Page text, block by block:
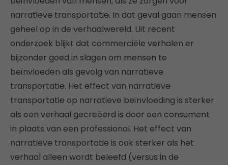
narratieve transportatie. In dat geval gaan mensen
geheel op in de verhaalwereld. Uit recent
onderzoek blijkt dat commerciële verhalen er
bijzonder goed in slagen om mensen te
beïnvloeden als gevolg van narratieve
transportatie. Het effect van narratieve
transportatie op narratieve beïnvloeding is sterker
als een verhaal gecreëerd is door een consument
in plaats van een professional. Het effect van
narratieve transportatie is ook sterker als het
verhaal alleen wordt beleefd (versus in de